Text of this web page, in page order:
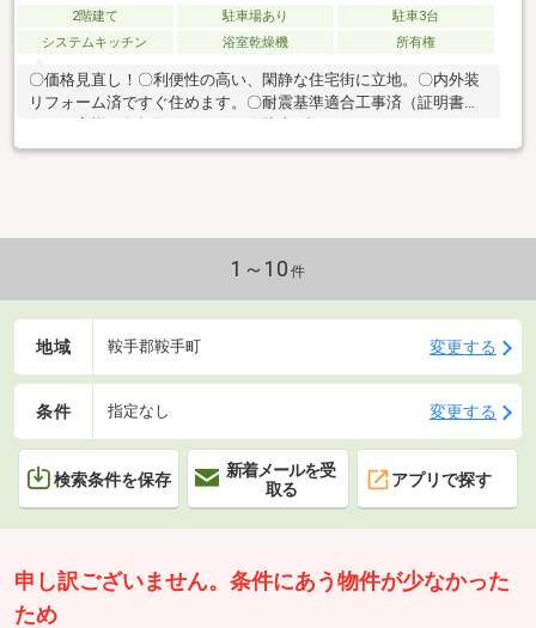
2階建て 駐車場あり
駐車3台
システムキッチン
浴室乾燥機 所有権
〇価格見直し！〇利便性の高い、閑静な住宅街に立地。〇内外装
リフォーム済ですぐ住めます。〇耐震基準適合工事済（証明書発
1～10 件
地域 鞍手郡鞍手町 変更する
条件 指定なし 変更する
検索条件を保存
新着メールを受
取る
アプリで探す
申し訳ございません。条件にあう物件が少なかった
ため